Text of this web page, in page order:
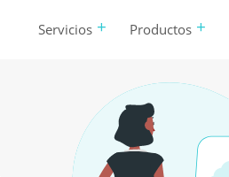
Servicios Productos